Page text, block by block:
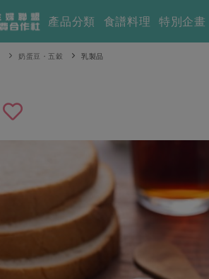
產品分類 食譜料理 特別企畫
奶蛋豆・五穀 乳製品